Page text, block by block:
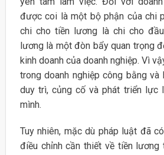
được coi là một bộ phận của chi
chi cho tiền lương là chi cho
lương là một đòn bẩy quan trọng
kinh doanh của doanh nghiệp. Vì
trong doanh nghiệp công bằng
duy trì, củng cố và phát triển lực
mình.
Tuy nhiên, mặc dù pháp luật đã
điều chỉnh cần thiết về tiền lương